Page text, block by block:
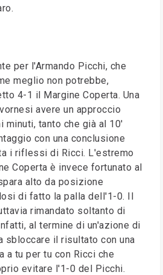
per l'Armando Picchi, che
meglio non potrebbe,
4-1 il Margine Coperta. Una
avere un approccio
minuti, tanto che già al 10'
con una conclusione
i riflessi di Ricci. L'estremo
Coperta è invece fortunato al
alto da posizione
di fatto la palla dell'1-0. Il
rimandato soltanto di
al termine di un'azione di
sbloccare il risultato con una
a tu per tu con Ricci che
evitare l'1-0 del Picchi.